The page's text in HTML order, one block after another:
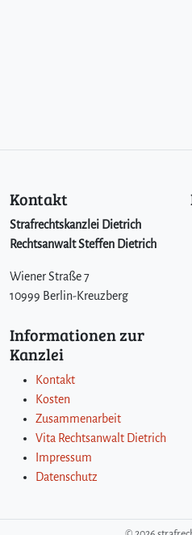
Kontakt
Strafrechtskanzlei Dietrich
Rechtsanwalt Steffen Dietrich
Wiener Straße 7
10999 Berlin-Kreuzberg
Informationen zur
Kanzlei
Kontakt
Kosten
Zusammenarbeit
Vita Rechtsanwalt Dietrich
Impressum
Datenschutz